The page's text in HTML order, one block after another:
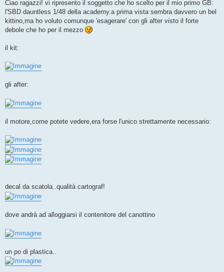
a
g
i
Ciao ragazzi! vi ripresento il soggetto che ho scelto per il mio primo GB:
l'SBD dauntless 1/48 della academy.a prima vista sembra davvero un bel
kittino,ma ho voluto comunque 'esagerare' con gli after visto il forte
debole che ho per il mezzo
il kit:
gli after:
il motore,come potete vedere,era forse l'unico strettamente necessario:
decal da scatola..qualità cartograf!
dove andrà ad alloggiarsi il contenitore del canottino
un po di plastica..